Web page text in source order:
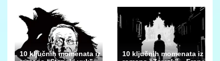
10 ključnih momenata iz
10 ključnih momenata iz